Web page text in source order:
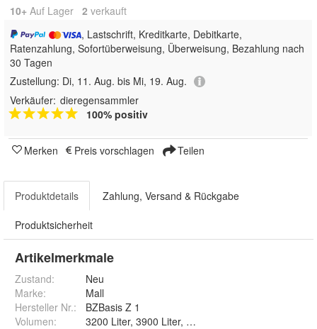
10+ Auf Lager 2 verkauft
, Lastschrift, Kreditkarte, Debitkarte,
Ratenzahlung, Sofortüberweisung, Überweisung, Bezahlung nach
30 Tagen
Zustellung: Di, 11. Aug. bis Mi, 19. Aug.
Verkäufer: dieregensammler
100% positiv
Merken Preis vorschlagen Teilen
Produktdetails Zahlung, Versand & Rückgabe
Produktsicherheit
Artikelmerkmale
Zustand:
Neu
Marke:
Mall
Hersteller Nr.:
BZBasis Z 1
Volumen: 3200 Liter, 3900 Liter, 4700 Liter, 5800 Liter, 6500